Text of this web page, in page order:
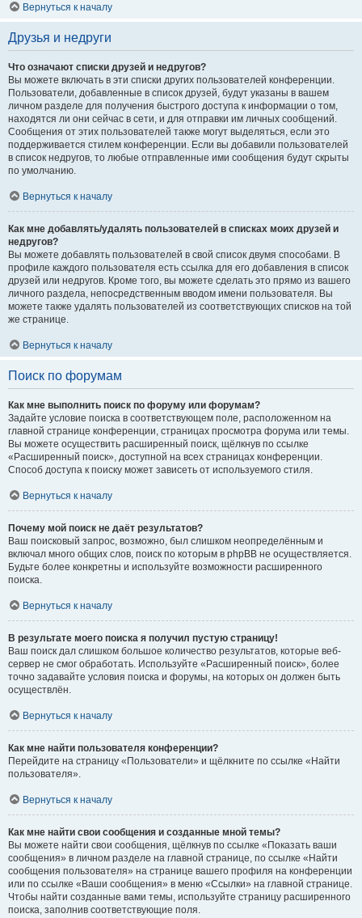
Вернуться к началу
Друзья и недруги
Что означают списки друзей и недругов?
Вы можете включать в эти списки других пользователей конференции.
Пользователи, добавленные в список друзей, будут указаны в вашем
личном разделе для получения быстрого доступа к информации о том,
находятся ли они сейчас в сети, и для отправки им личных сообщений.
Сообщения от этих пользователей также могут выделяться, если это
поддерживается стилем конференции. Если вы добавили пользователей
в список недругов, то любые отправленные ими сообщения будут скрыты
по умолчанию.
Вернуться к началу
Как мне добавлять/удалять пользователей в списках моих друзей и
недругов?
Вы можете добавлять пользователей в свой список двумя способами. В
профиле каждого пользователя есть ссылка для его добавления в список
друзей или недругов. Кроме того, вы можете сделать это прямо из вашего
личного раздела, непосредственным вводом имени пользователя. Вы
можете также удалять пользователей из соответствующих списков на той
же странице.
Вернуться к началу
Поиск по форумам
Как мне выполнить поиск по форуму или форумам?
Задайте условие поиска в соответствующем поле, расположенном на
главной странице конференции, страницах просмотра форума или темы.
Вы можете осуществить расширенный поиск, щёлкнув по ссылке
«Расширенный поиск», доступной на всех страницах конференции.
Способ доступа к поиску может зависеть от используемого стиля.
Вернуться к началу
Почему мой поиск не даёт результатов?
Ваш поисковый запрос, возможно, был слишком неопределённым и
включал много общих слов, поиск по которым в phpBB не осуществляется.
Будьте более конкретны и используйте возможности расширенного
поиска.
Вернуться к началу
В результате моего поиска я получил пустую страницу!
Ваш поиск дал слишком большое количество результатов, которые веб-
сервер не смог обработать. Используйте «Расширенный поиск», более
точно задавайте условия поиска и форумы, на которых он должен быть
осуществлён.
Вернуться к началу
Как мне найти пользователя конференции?
Перейдите на страницу «Пользователи» и щёлкните по ссылке «Найти
пользователя».
Вернуться к началу
Как мне найти свои сообщения и созданные мной темы?
Вы можете найти свои сообщения, щёлкнув по ссылке «Показать ваши
сообщения» в личном разделе на главной странице, по ссылке «Найти
сообщения пользователя» на странице вашего профиля на конференции
или по ссылке «Ваши сообщения» в меню «Ссылки» на главной странице.
Чтобы найти созданные вами темы, используйте страницу расширенного
поиска, заполнив соответствующие поля.